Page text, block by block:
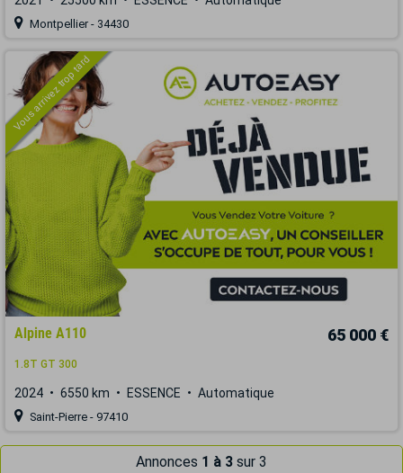
Montpellier - 34430
Vous arrivez trop tard
Alpine A110 65 000 €
1.8T GT 300
2024 6550 km ESSENCE Automatique
Saint-Pierre - 97410
Annonces 1 à 3 sur 3